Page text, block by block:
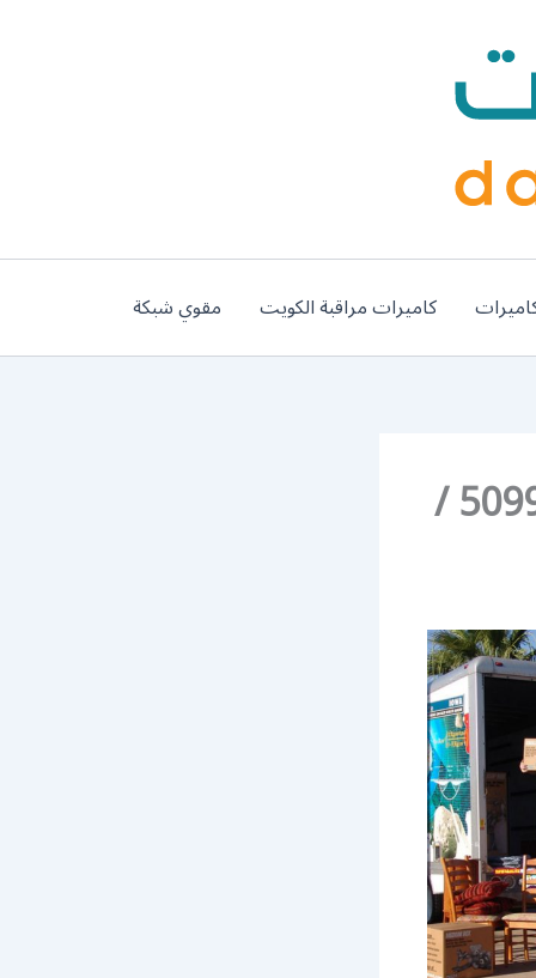
كاميرات مراقبة الكويت مقوي شبكة
رقم نقل عفش هندي صباح الناصر / 50994991 /